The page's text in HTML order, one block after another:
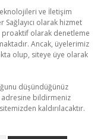
ve İletişim
Sağlayıcı olarak hizmet
olarak denetleme
Ancak, üyelerimiz
olup, siteye üye olarak
düşündüğünüz
adresine bildirmeniz
kaldırılacaktır.